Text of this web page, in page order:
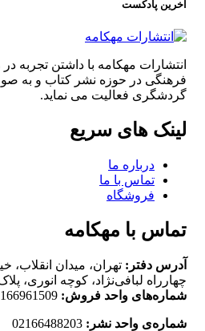
آخرین پادکست
انتشارات مهکامه با داشتن تجربه
فرهنگی در حوزه نشر کتاب و به
گردشگری فعالیت می نماید.
لینک های سریع
درباره ما
تماس با ما
فروشگاه
تماس با مهکامه
آدرس دفتر: تهران، میدان انقلاب،
چهارراه لبافی‌نژاد، کوچه انوری، پلاک 8، طبقه
شماره‌های واحد فروش: 02166961509 و
شماره‌‌ی واحد نشر: